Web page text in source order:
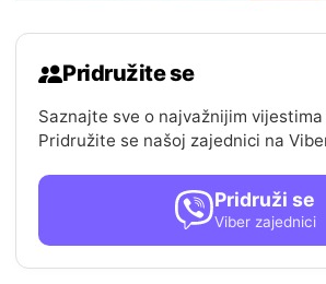
Pridružite se
Saznajte sve o najvažnijim
Pridružite se našoj zajednici na
Pridruži se
Viber zajednici